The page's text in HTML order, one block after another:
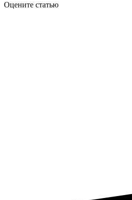
Оцените статью